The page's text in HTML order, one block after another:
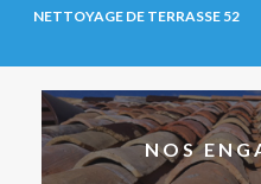
NETTOYAGE DE TERRASSE 52
NOS